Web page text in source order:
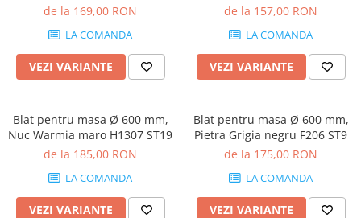
de la 169,00 RON
LA COMANDA
VEZI VARIANTE
de la 157,00 RON
LA COMANDA
VEZI VARIANTE
Blat pentru masa Ø 600 mm,
Nuc Warmia maro H1307 ST19
de la 185,00 RON
LA COMANDA
VEZI VARIANTE
Blat pentru masa Ø 600 mm,
Pietra Grigia negru F206 ST9
de la 175,00 RON
LA COMANDA
VEZI VARIANTE